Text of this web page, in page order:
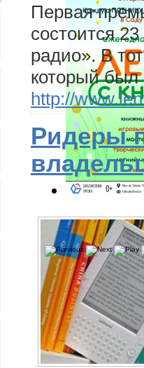
Первая
состоится
радио». В
который был
http://
Ридеры